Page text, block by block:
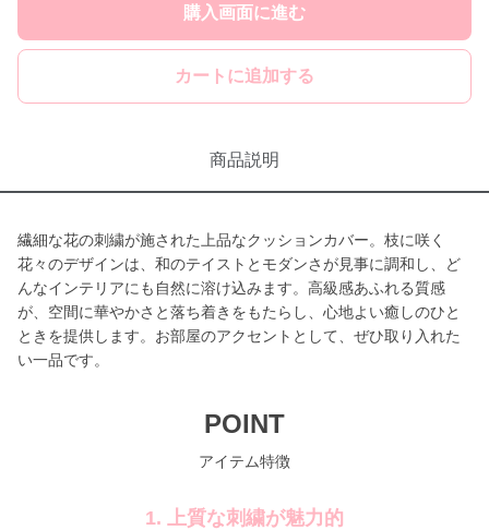
購入画面に進む
カートに追加する
商品説明
繊細な花の刺繍が施された上品なクッションカバー。枝に咲く
花々のデザインは、和のテイストとモダンさが見事に調和し、ど
んなインテリアにも自然に溶け込みます。高級感あふれる質感
が、空間に華やかさと落ち着きをもたらし、心地よい癒しのひと
ときを提供します。お部屋のアクセントとして、ぜひ取り入れた
い一品です。
POINT
アイテム特徴
1. 上質な刺繍が魅力的